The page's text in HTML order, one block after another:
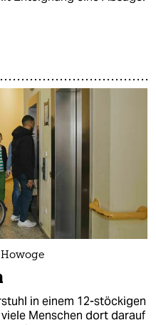
in einem 12-stöckigen
Menschen dort darauf